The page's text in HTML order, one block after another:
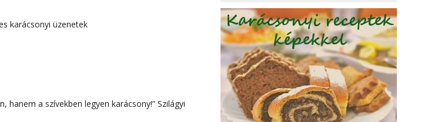
karácsonyi üzenetek
a szívekben legyen karácsony!” Szilágyi